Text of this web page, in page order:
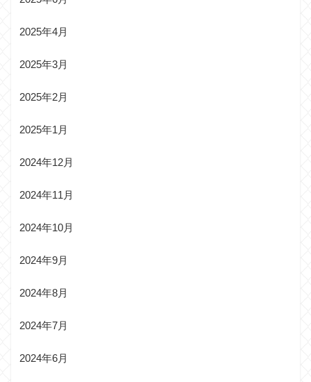
2025年4月
2025年3月
2025年2月
2025年1月
2024年12月
2024年11月
2024年10月
2024年9月
2024年8月
2024年7月
2024年6月